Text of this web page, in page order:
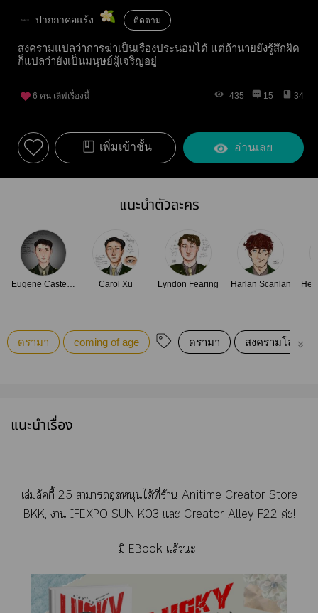
ปากกาคอแร้ง ติดตาม
สงครามแปลว่าการฆ่าเป็นเรื่องประนอมได้ แต่ถ้านายยังรู้สึกผิด
ก็แปลว่ายังเป็นมนุษย์ผู้เจริญอยู่
6 คน เลิฟเรื่องนี้ 435 15 34
เพิ่มเข้าชั้น อ่านเลย
แนะนำตัวละคร
Eugene Casterline Carol Xu Lyndon Fearing Harlan Scanlan
ดรามา coming of age ดรามา สงครามโลกครั้
แนะนำเรื่อง
เล่มลัคกี้ 25 าาอุดหนุนได้ที่ร้าน Anitime Creator Store
BKK, า IFEXPO SUN K03 แะ Creator Alley F22 ค่ะ!
มี EBook แล้วะ!!